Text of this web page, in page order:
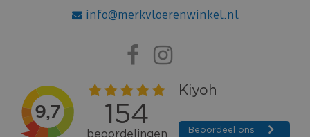
info@merkvloerenwinkel.nl